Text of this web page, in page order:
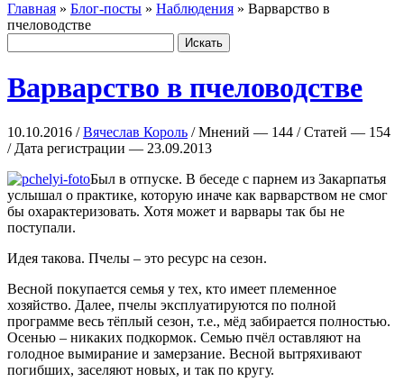
Главная » Блог-посты » Наблюдения » Варварство в
пчеловодстве
Варварство в пчеловодстве
10.10.2016 /Вячеслав Король / Мнений — 144 / Статей — 154
/ Дата регистрации — 23.09.2013
Был в отпуске. В беседе с парнем из Закарпатья
услышал о практике, которую иначе как варварством не смог
бы охарактеризовать. Хотя может и варвары так бы не
поступали.
Идея такова. Пчелы – это ресурс на сезон.
Весной покупается семья у тех, кто имеет племенное
хозяйство. Далее, пчелы эксплуатируются по полной
программе весь тёплый сезон, т.е., мёд забирается полностью.
Осенью – никаких подкормок. Семью пчёл оставляют на
голодное вымирание и замерзание. Весной вытряхивают
погибших, заселяют новых, и так по кругу.